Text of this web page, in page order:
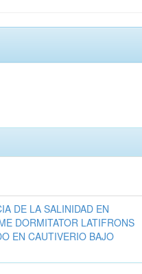
DE LA SALINIDAD EN
DORMITATOR LATIFRONS
EN CAUTIVERIO BAJO